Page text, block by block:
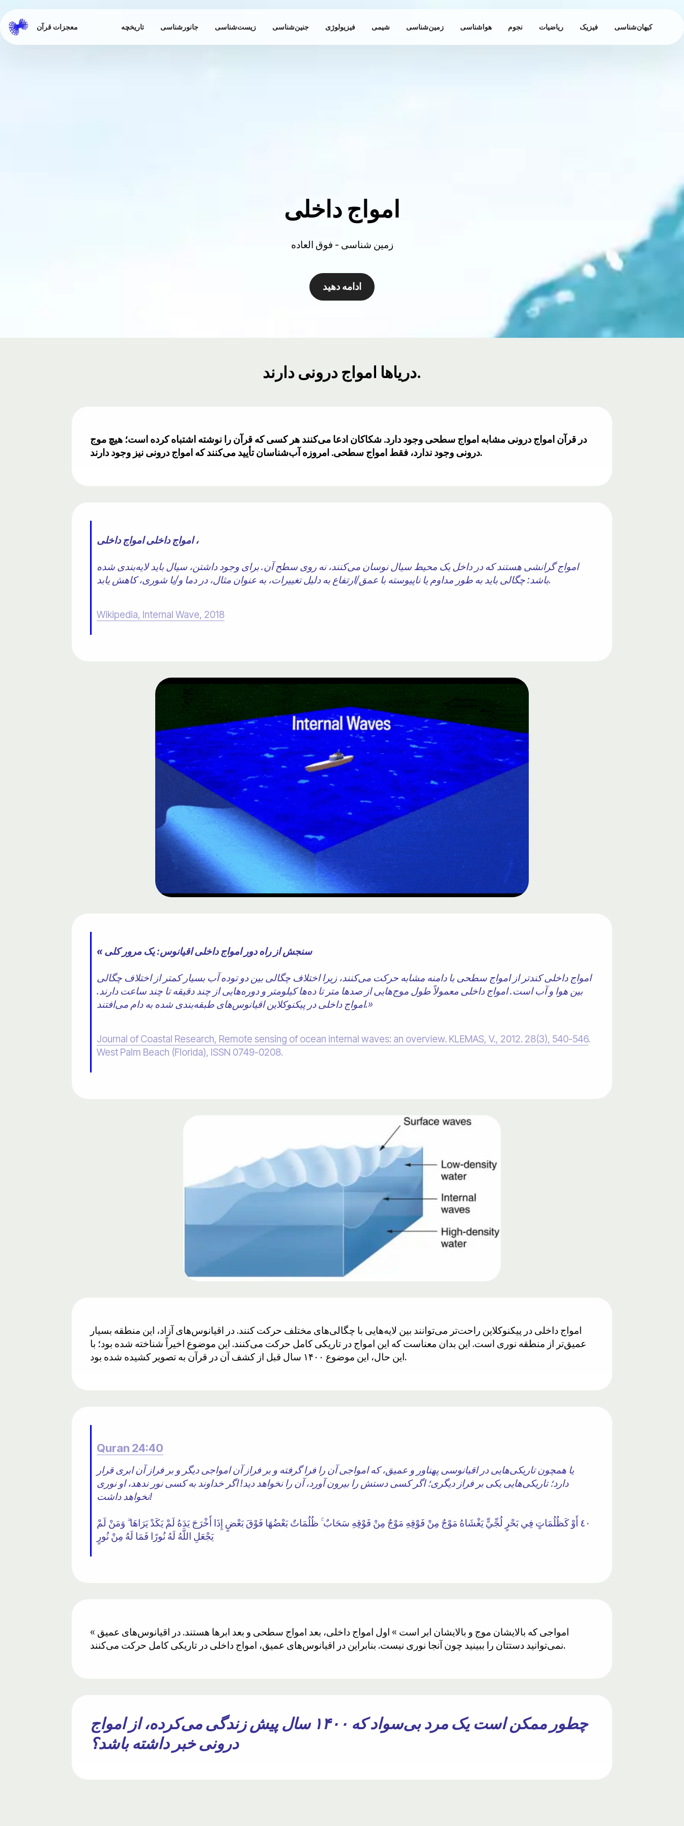
معجزات قرآن تاریخچه جانورشناسی زیست‌شناسی جنین‌شناسی فیزیولوژی شیمی زمین‌شناسی هواشناسی نجوم ریاضیات فیزیک کیهان‌شناسی
امواج داخلی
زمین شناسی - فوق العاده
ادامه دهید
دریاها امواج درونی دارند.
در قرآن امواج درونی مشابه امواج سطحی وجود دارد. شکاکان ادعا می‌کنند هر کسی که قرآن را نوشته اشتباه کرده است؛ هیچ موج
درونی وجود ندارد، فقط امواج سطحی. امروزه آب‌شناسان تأیید می‌کنند که امواج درونی نیز وجود دارند.
امواج داخلی امواج داخلی ،
امواج گرانشی هستند که در داخل یک محیط سیال نوسان می‌کنند، نه روی سطح آن. برای وجود داشتن، سیال باید لایه‌بندی شده
باشد: چگالی باید به طور مداوم یا ناپیوسته با عمق/ارتفاع به دلیل تغییرات، به عنوان مثال، در دما و/یا شوری، کاهش یابد.
Wikipedia, Internal Wave, 2018
« سنجش از راه دور امواج داخلی اقیانوس: یک مرور کلی
امواج داخلی کندتر از امواج سطحی با دامنه مشابه حرکت می‌کنند، زیرا اختلاف چگالی بین دو توده آب بسیار کمتر از اختلاف چگالی
بین هوا و آب است. امواج داخلی معمولاً طول موج‌هایی از صدها متر تا ده‌ها کیلومتر و دوره‌هایی از چند دقیقه تا چند ساعت دارند.
امواج داخلی در پیکنوکلاین اقیانوس‌های طبقه‌بندی شده به دام می‌افتند.»
Journal of Coastal Research, Remote sensing of ocean internal waves: an overview. KLEMAS, V., 2012. 28(3), 540-546.
West Palm Beach (Florida), ISSN 0749-0208.
امواج داخلی در پیکنوکلاین راحت‌تر می‌توانند بین لایه‌هایی با چگالی‌های مختلف حرکت کنند. در اقیانوس‌های آزاد، این منطقه بسیار
عمیق‌تر از منطقه نوری است. این بدان معناست که این امواج در تاریکی کامل حرکت می‌کنند. این موضوع اخیراً شناخته شده بود؛ با
این حال، این موضوع ۱۴۰۰ سال قبل از کشف آن در قرآن به تصویر کشیده شده بود.
Quran 24:40
یا همچون تاریکی‌هایی در اقیانوسی پهناور و عمیق، که امواجی آن را فرا گرفته و بر فراز آن امواجی دیگر و بر فراز آن ابری قرار
دارد؛ تاریکی‌هایی یکی بر فراز دیگری؛ اگر کسی دستش را بیرون آورد، آن را نخواهد دید! اگر خداوند به کسی نور ندهد، او نوری
نخواهد داشت!
٤٠ أَوْ كَظُلُمَاتٍ فِي بَحْرٍ لُجِّيٍّ يَغْشَاهُ مَوْجٌ مِنْ فَوْقِهِ مَوْجٌ مِنْ فَوْقِهِ سَحَابٌ ۚ ظُلُمَاتٌ بَعْضُهَا فَوْقَ بَعْضٍ إِذَا أَخْرَجَ يَدَهُ لَمْ يَكَدْ يَرَاهَا ۗ وَمَنْ لَمْ
يَجْعَلِ اللَّهُ لَهُ نُورًا فَمَا لَهُ مِنْ نُورٍ
« امواجی که بالایشان موج و بالایشان ابر است » اول امواج داخلی، بعد امواج سطحی و بعد ابرها هستند. در اقیانوس‌های عمیق
نمی‌توانید دستتان را ببینید چون آنجا نوری نیست. بنابراین در اقیانوس‌های عمیق، امواج داخلی در تاریکی کامل حرکت می‌کنند.
چطور ممکن است یک مرد بی‌سواد که ۱۴۰۰ سال پیش زندگی می‌کرده، از امواج
درونی خبر داشته باشد؟